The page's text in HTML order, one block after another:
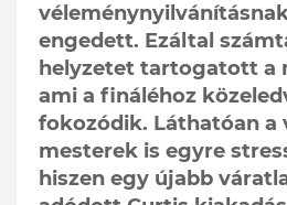
engedett. Ezáltal
helyzetet tartogatott a
ami a fináléhoz
fokozódik. Láthatóan a
mesterek is egyre
hiszen egy újabb